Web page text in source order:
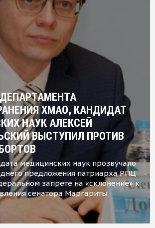
ХМАО, КАНДИДАТ
НАУК АЛЕКСЕЙ
ВЫСТУПИЛ ПРОТИВ
медицинских наук прозвучало
предложения патриарха РПЦ
запрете на «склонение» к
сенатора Маргариты